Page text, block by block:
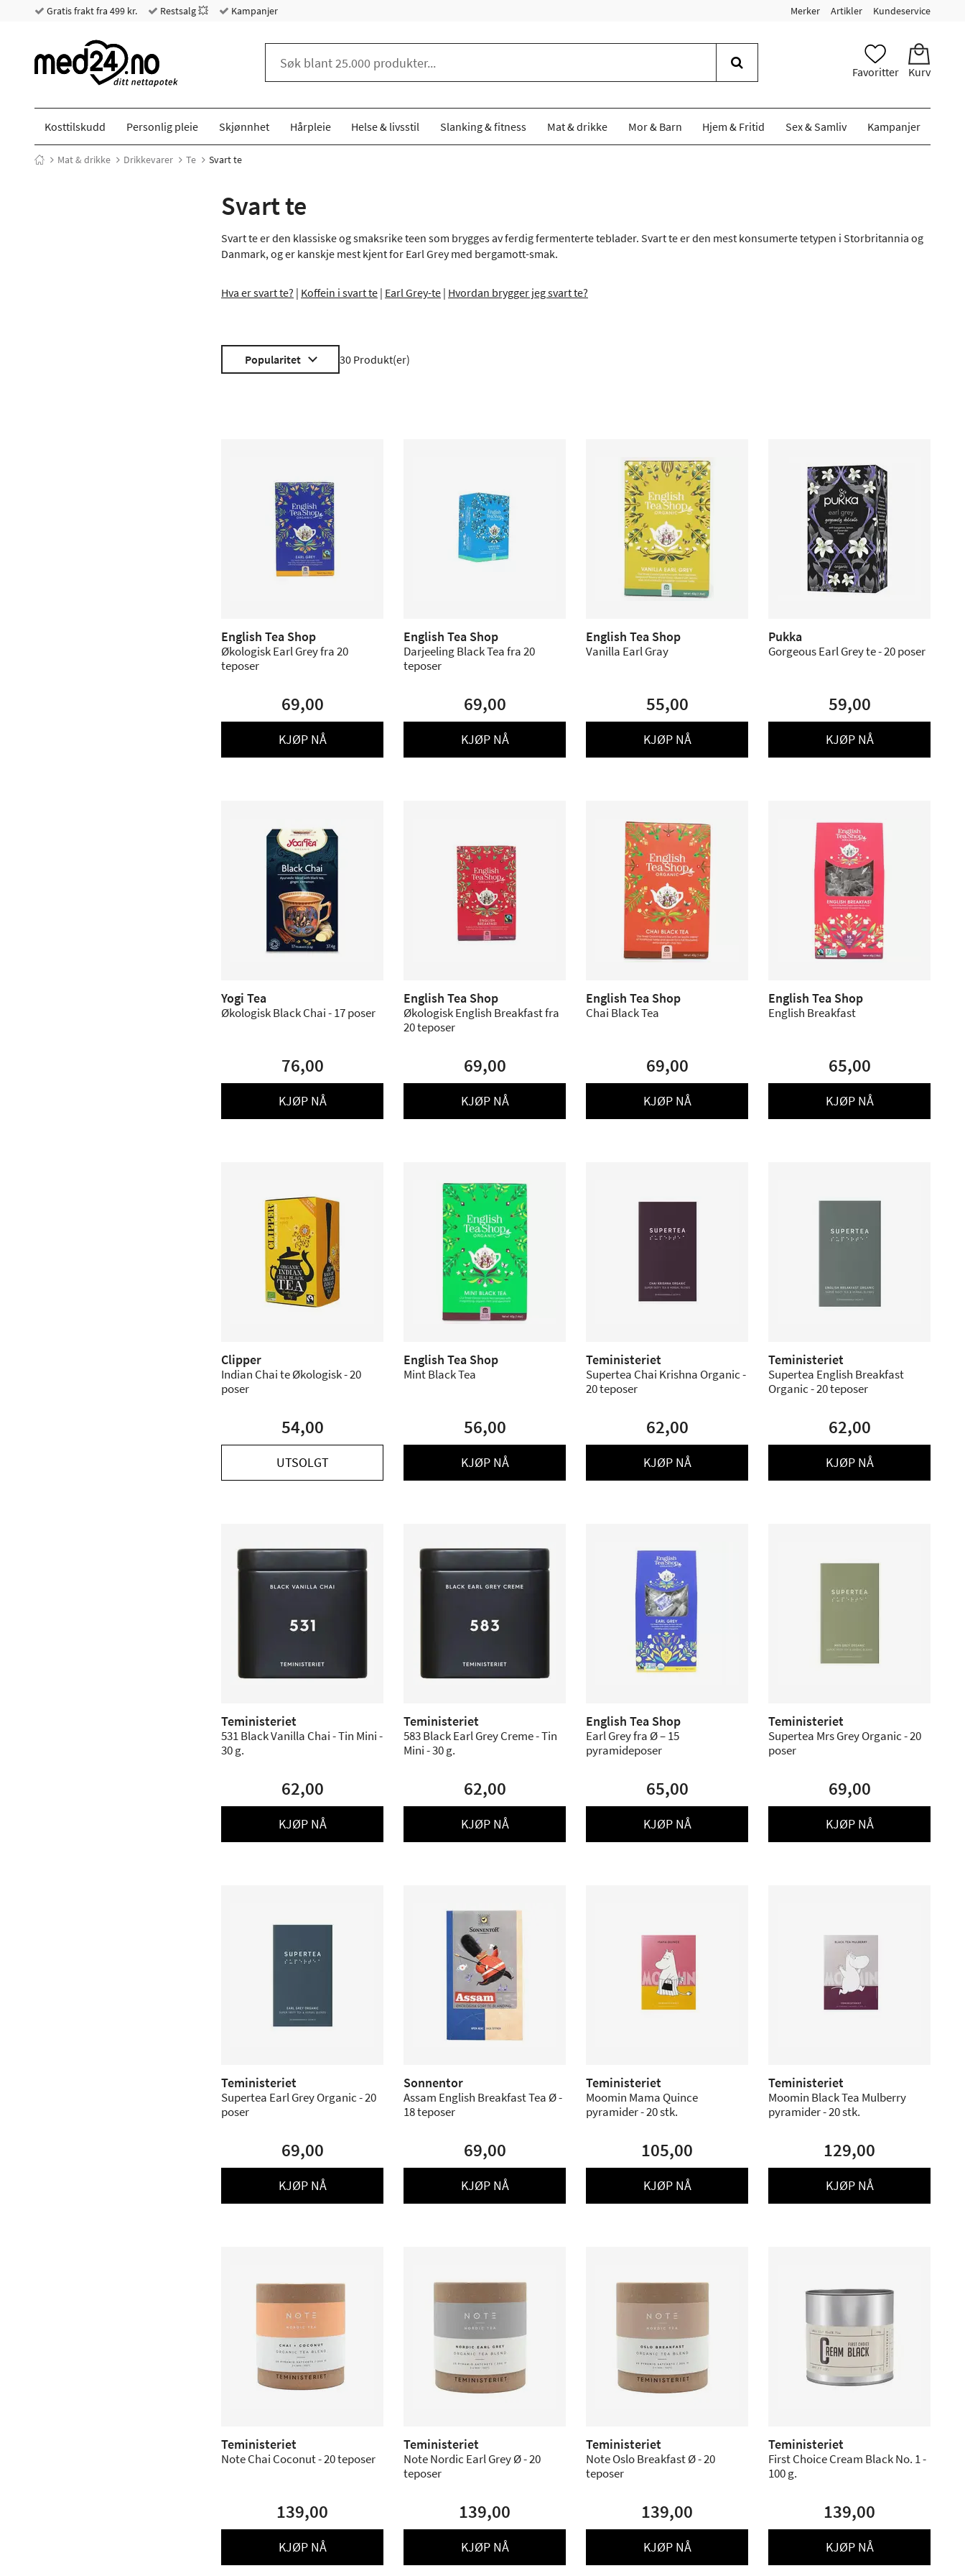
Gratis frakt fra 499 kr. Restsalg 💥 Kampanjer Merker Artikler Kundeservice
Favoritter Kurv
Kosttilskudd Personlig pleie Skjønnhet Hårpleie Helse & livsstil Slanking & fitness Mat & drikke Mor & Barn Hjem & Fritid Sex & Samliv Kampanjer
Mat & drikke Drikkevarer Te Svart te
Svart te
Svart te er den klassiske og smaksrike teen som brygges av ferdig fermenterte teblader. Svart te er den mest konsumerte tetypen i Storbritannia og
Danmark, og er kanskje mest kjent for Earl Grey med bergamott-smak.
Hva er svart te? | Koffein i svart te | Earl Grey-te | Hvordan brygger jeg svart te?
Popularitet 30 Produkt(er)
English Tea Shop
Økologisk Earl Grey fra 20
teposer
69,00
KJØP NÅ
English Tea Shop
Darjeeling Black Tea fra 20
teposer
69,00
KJØP NÅ
English Tea Shop
Vanilla Earl Gray
55,00
KJØP NÅ
Pukka
Gorgeous Earl Grey te - 20 poser
59,00
KJØP NÅ
Yogi Tea
Økologisk Black Chai - 17 poser
76,00
KJØP NÅ
English Tea Shop
Økologisk English Breakfast fra
20 teposer
69,00
KJØP NÅ
English Tea Shop
Chai Black Tea
69,00
KJØP NÅ
English Tea Shop
English Breakfast
65,00
KJØP NÅ
Clipper
Indian Chai te Økologisk - 20
poser
54,00
UTSOLGT
English Tea Shop
Mint Black Tea
56,00
KJØP NÅ
Teministeriet
Supertea Chai Krishna Organic -
20 teposer
62,00
KJØP NÅ
Teministeriet
Supertea English Breakfast
Organic - 20 teposer
62,00
KJØP NÅ
Teministeriet
531 Black Vanilla Chai - Tin Mini -
30 g.
62,00
KJØP NÅ
Teministeriet
583 Black Earl Grey Creme - Tin
Mini - 30 g.
62,00
KJØP NÅ
English Tea Shop
Earl Grey fra Ø – 15
pyramideposer
65,00
KJØP NÅ
Teministeriet
Supertea Mrs Grey Organic - 20
poser
69,00
KJØP NÅ
Teministeriet
Supertea Earl Grey Organic - 20
poser
69,00
KJØP NÅ
Sonnentor
Assam English Breakfast Tea Ø -
18 teposer
69,00
KJØP NÅ
Teministeriet
Moomin Mama Quince
pyramider - 20 stk.
105,00
KJØP NÅ
Teministeriet
Moomin Black Tea Mulberry
pyramider - 20 stk.
129,00
KJØP NÅ
Teministeriet
Note Chai Coconut - 20 teposer
139,00
KJØP NÅ
Teministeriet
Note Nordic Earl Grey Ø - 20
teposer
139,00
KJØP NÅ
Teministeriet
Note Oslo Breakfast Ø - 20
teposer
139,00
KJØP NÅ
Teministeriet
First Choice Cream Black No. 1 -
100 g.
139,00
KJØP NÅ